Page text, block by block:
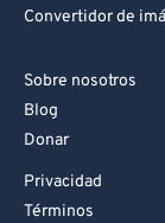
Convertidor de
Sobre nosotros
Blog
Donar
Privacidad
Términos